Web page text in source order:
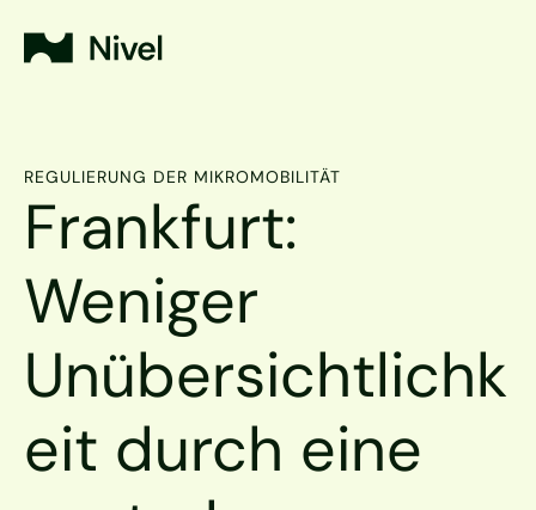
REGULIERUNG DER MIKROMOBILITÄT
Frankfurt:
Weniger
Unübersichtlichk
eit durch eine